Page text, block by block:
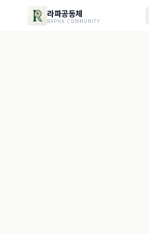
라파공동체
RAPHA COMMUNITY